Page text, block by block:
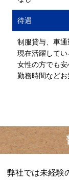
待遇
制服貸与、車
現在活躍してい
女性の方でも安
勤務時間などお
弊社では未経験